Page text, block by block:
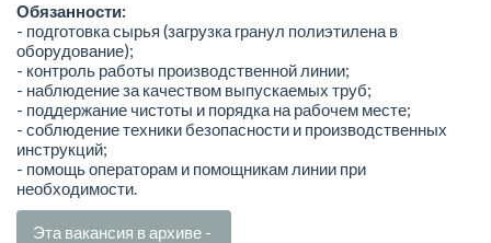
Обязанности:
- подготовка сырья (загрузка гранул полиэтилена в
оборудование);
- контроль работы производственной линии;
- наблюдение за качеством выпускаемых труб;
- поддержание чистоты и порядка на рабочем месте;
- соблюдение техники безопасности и производственных
инструкций;
- помощь операторам и помощникам линии при
необходимости.
Эта вакансия в архиве -